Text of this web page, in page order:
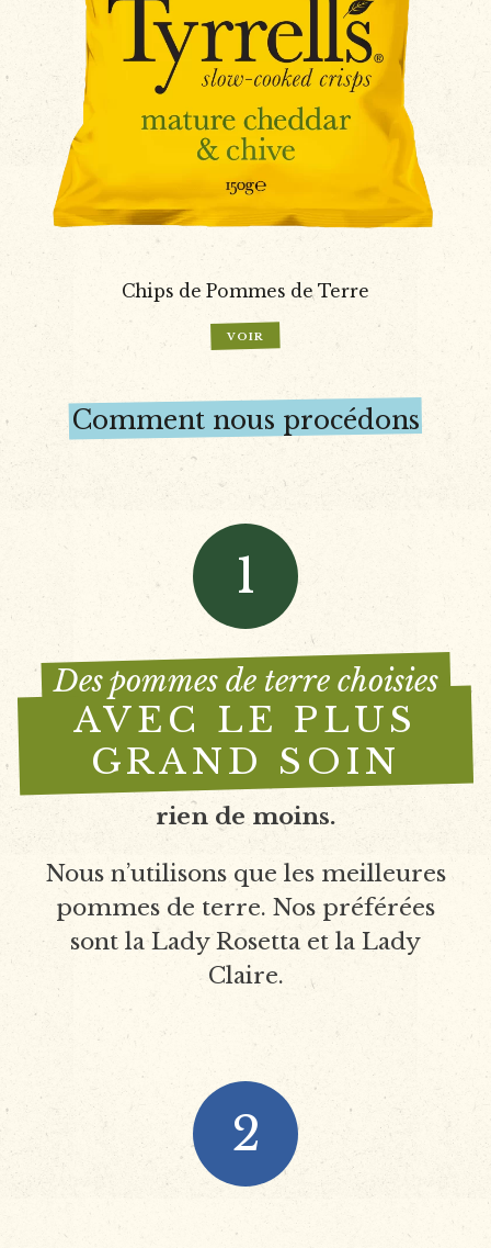
Chips de Pommes de Terre
VOIR
Comment nous procédons
1
Des pommes de terre choisies
AVEC LE PLUS
GRAND SOIN
rien de moins.
Nous n’utilisons que les meilleures
pommes de terre. Nos préférées
sont la Lady Rosetta et la Lady
Claire.
2